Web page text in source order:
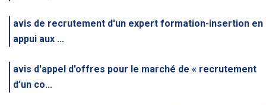
avis de recrutement d'un expert formation-insertion en
appui aux ...
avis d'appel d'offres pour le marché de « recrutement
d’un co...